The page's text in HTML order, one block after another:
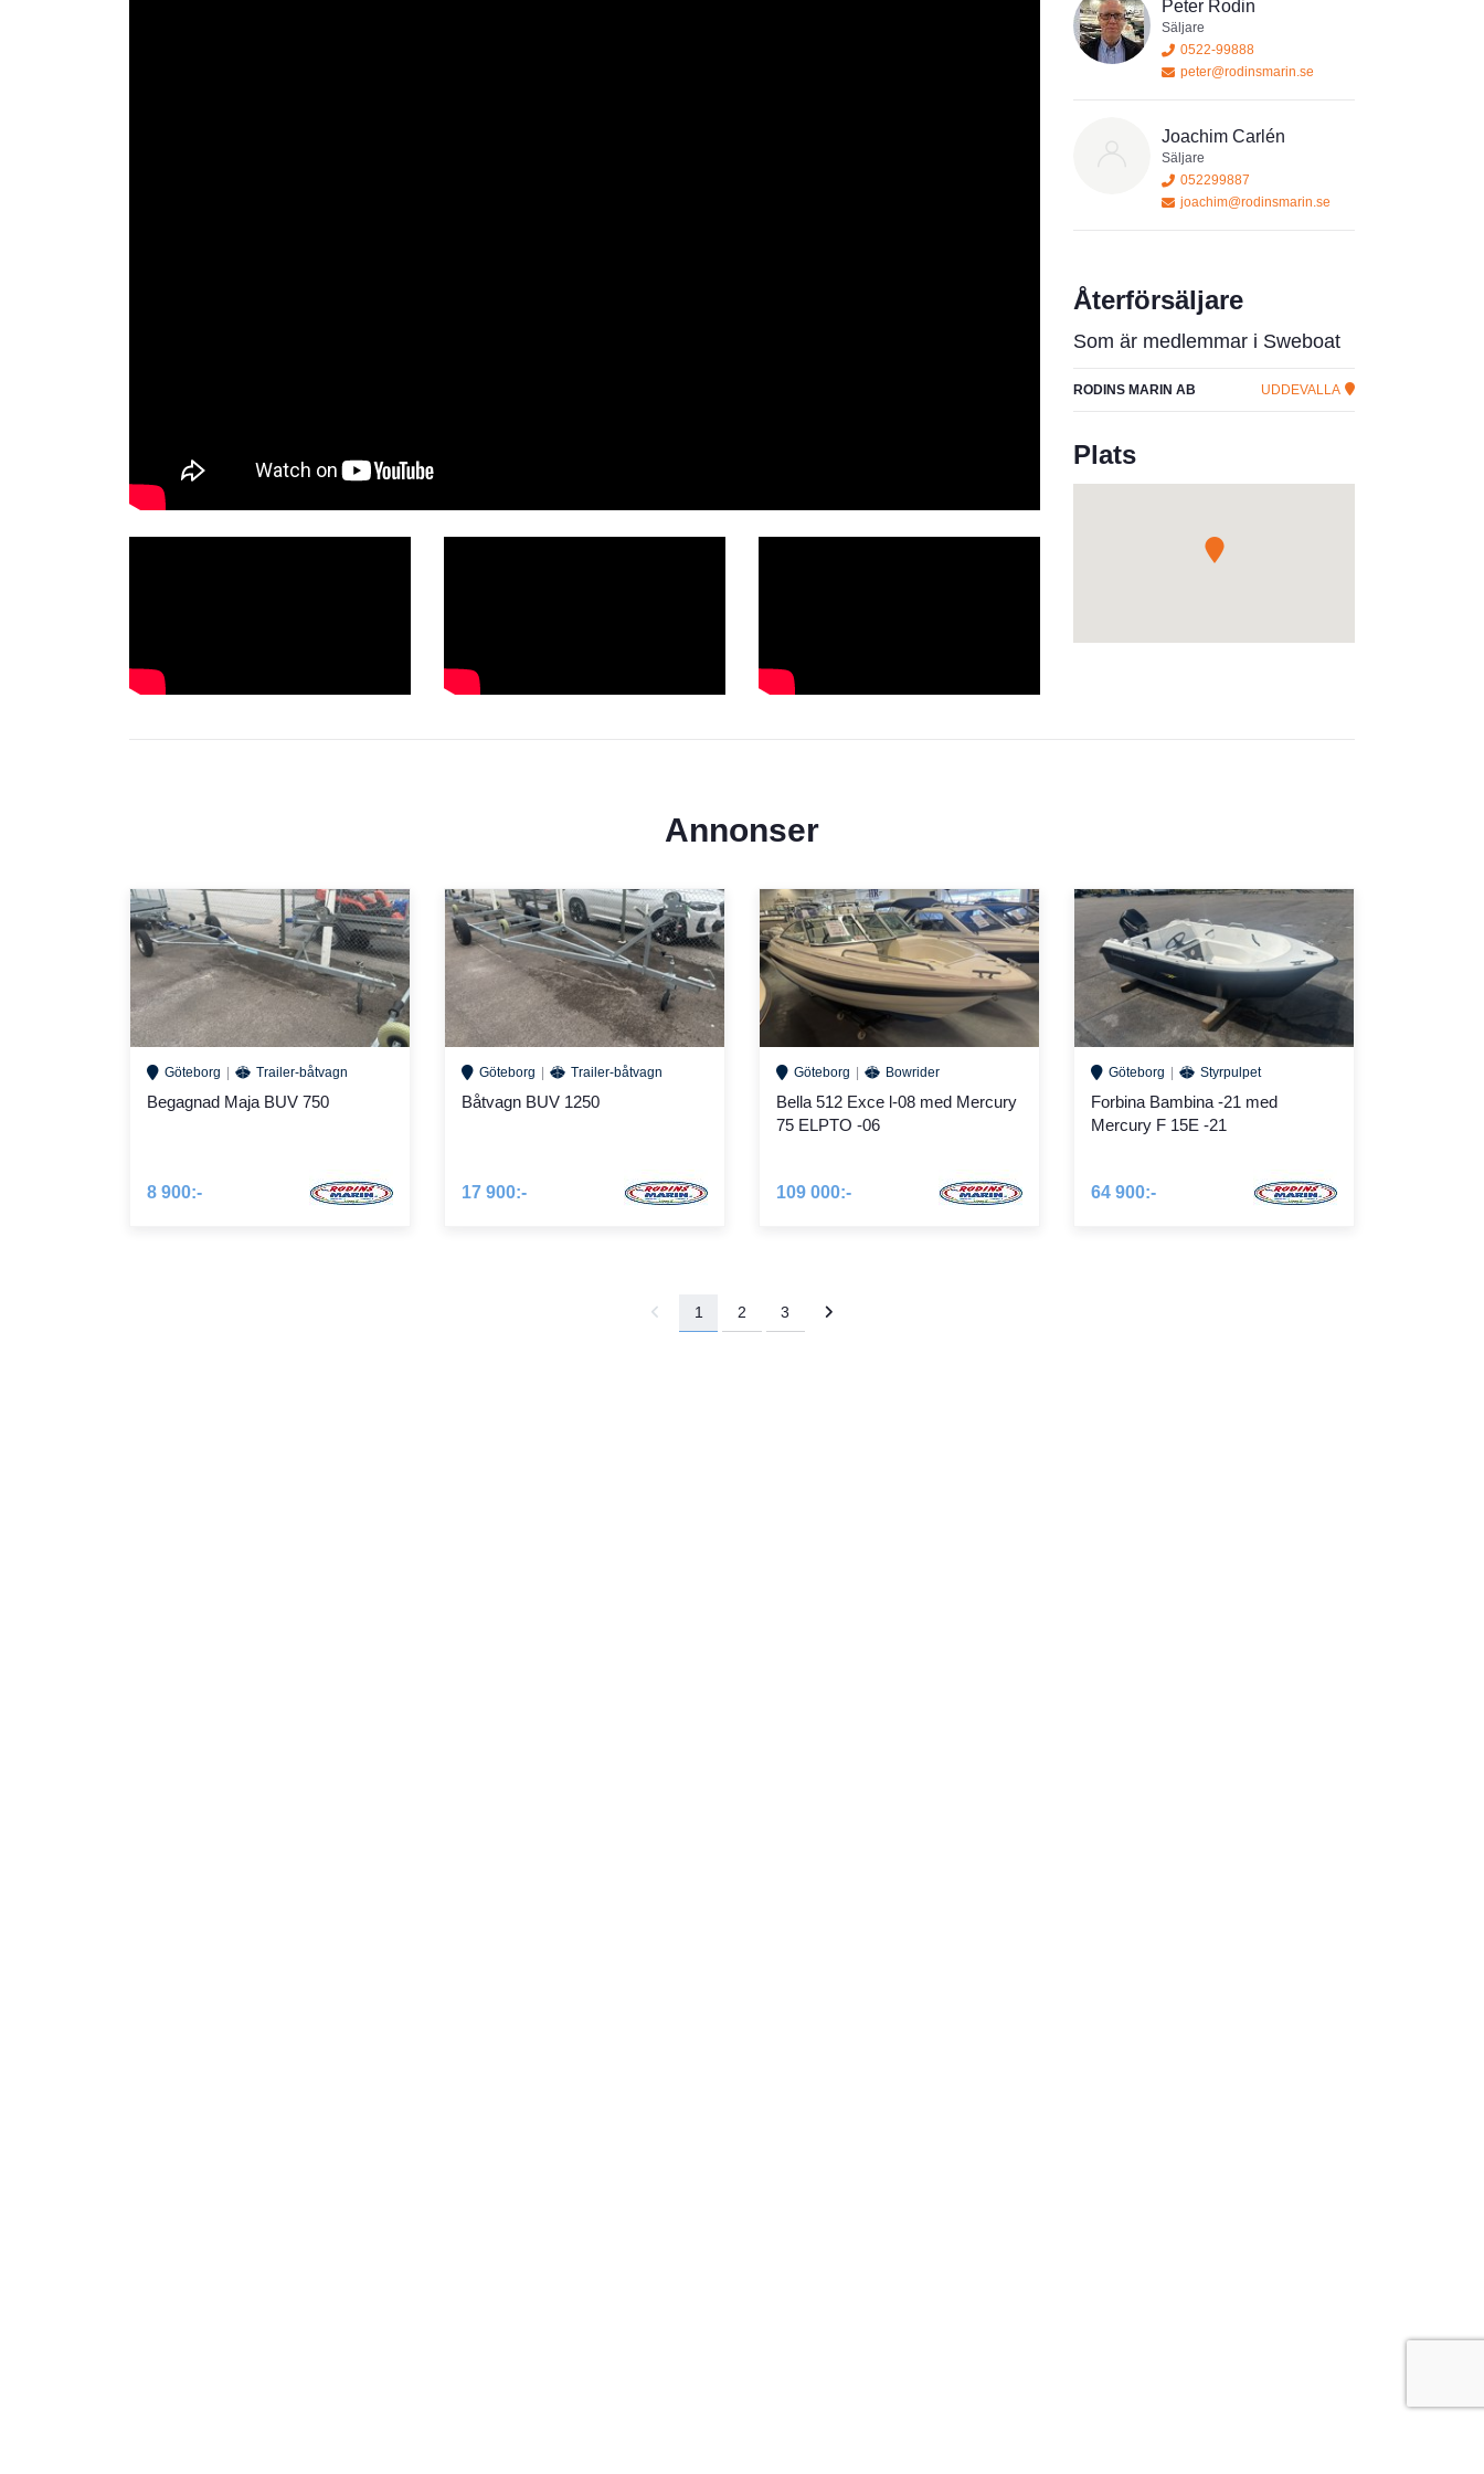
Peter Rodin
Säljare
0522-99888
peter@rodinsmarin.se
Joachim Carlén
Säljare
052299887
joachim@rodinsmarin.se
Återförsäljare
Som är medlemmar i Sweboat
RODINS MARIN AB UDDEVALLA
Plats
Annonser
Göteborg Trailer-båtvagn
Begagnad Maja BUV 750
8 900:-
Göteborg Trailer-båtvagn
Båtvagn BUV 1250
17 900:-
Göteborg Bowrider
Bella 512 Exce l-08 med Mercury
75 ELPTO -06
109 000:-
Göteborg Styrpulpet
Forbina Bambina -21 med
Mercury F 15E -21
64 900:-
1 2 3